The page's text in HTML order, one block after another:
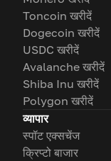
Toncoin खरीदें
Dogecoin खरीदें
USDC खरीदें
Avalanche खरीदें
Shiba Inu खरीदें
Polygon खरीदें
व्यापार
स्पॉट एक्सचेंज
क्रिप्टो बाजार